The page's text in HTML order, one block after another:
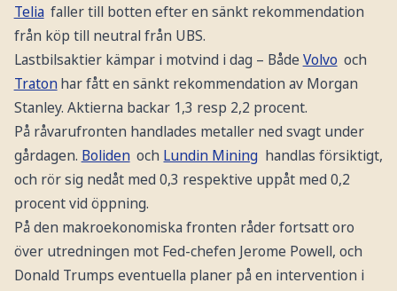
Telia faller till botten efter en sänkt rekommendation
från köp till neutral från UBS.
Lastbilsaktier kämpar i motvind i dag – Både Volvo och
Traton har fått en sänkt rekommendation av Morgan
Stanley. Aktierna backar 1,3 resp 2,2 procent.
På råvarufronten handlades metaller ned svagt under
gårdagen. Boliden och Lundin Mining handlas försiktigt,
och rör sig nedåt med 0,3 respektive uppåt med 0,2
procent vid öppning.
På den makroekonomiska fronten råder fortsatt oro
över utredningen mot Fed-chefen Jerome Powell, och
Donald Trumps eventuella planer på en intervention i